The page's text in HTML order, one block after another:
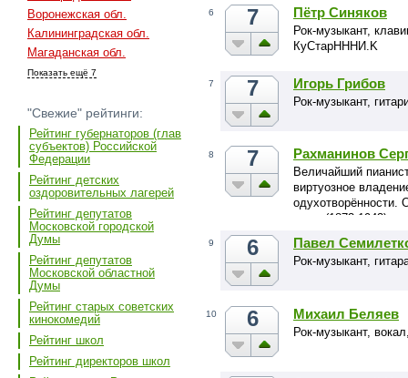
Воронежская обл.
Калининградская обл.
Магаданская обл.
Показать ещё 7
"Свежие" рейтинги:
Рейтинг губернаторов (глав
субъектов) Российской
Федерации
Рейтинг детских
оздоровительных лагерей
Рейтинг депутатов
Московской городской
Думы
Рейтинг депутатов
Московской областной
Думы
Рейтинг старых советских
кинокомедий
Рейтинг школ
Рейтинг директоров школ
6 7 Пётр Синяков
Рок-музыкант,
КуСтарНННИ.K
7 7 Игорь Грибов
Рок-музыкант,
8 7 Рахманинов
Величайший
виртуозное
одухотворённости.
века. (1873-1943)
9 6 Павел
Рок-музыкант,
10 6 Михаил Беляев
Рок-музыкант,